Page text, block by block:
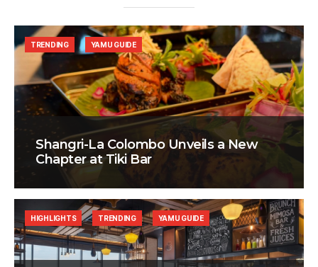
Shangri-La Colombo Unveils a New
Chapter at Tiki Bar
TRENDING YAMU GUIDE
HIGHLIGHTS TRENDING YAMU GUIDE